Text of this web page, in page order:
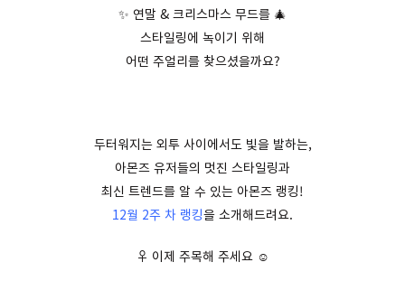
✨ 연말 & 크리스마스 무드를 🎄
스타일링에 녹이기 위해
어떤 주얼리를 찾으셨을까요?
두터워지는 외투 사이에서도 빛을 발하는,
아몬즈 유저들의 멋진 스타일링과
최신 트렌드를 알 수 있는 아몬즈 랭킹!
12월 2주 차 랭킹을 소개해드려요.
‍♀️ 이제 주목해 주세요 ☺️